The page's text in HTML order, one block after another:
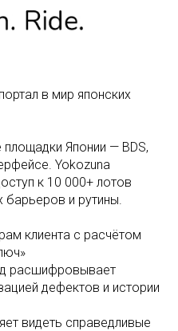
в мир японских
Японии — BDS,
Yokozuna
к 10 000+ лотов
и рутины.
клиента с расчётом
расшифровывает
дефектов и истории
видеть справедливые